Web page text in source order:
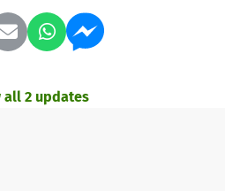
all 2 updates